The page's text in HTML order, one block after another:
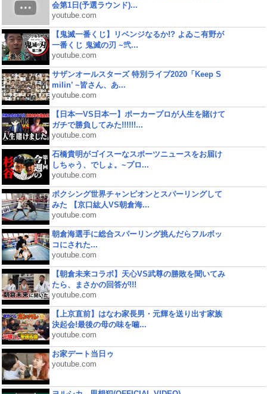
会第1日(予選ラウンド)...
youtube.com
【鬼滅一番くじ】リベンジなるか!? よゐこ有野が
一番くじ 鬼滅の刃 ~弐...
youtube.com
サザンオールスターズ 特別ライブ2020「Keep S
milin’ ~皆さん、あ...
youtube.com
【日本一VS日本一】ポーカープロが人生を賭けて
ガチで勝負してみた!!!!!!...
youtube.com
石橋貴明がゴイスーなスポーツニュースをお届け
しちゃう、でしょ。~プロ...
youtube.com
ボクシング世界チャンピオンとスパーリングして
みた 【京口紘人VS朝倉海...
youtube.com
朝倉海選手に総合スパーリング挑んだらフルボッ
コにされた...
youtube.com
【朝倉未来コラボ】天心VS武尊の勝敗を聞いてみ
たら、まさかの回答が!!!
youtube.com
【上京直前】はなわ家長男・元輝を送り出す家族
決起会!最後の母の味を噛...
youtube.com
お家デート当日ゥ
youtube.com